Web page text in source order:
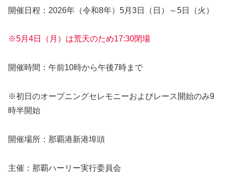
開催日程：2026年（令和8年）5月3日（日）～5日（火）
※5月4日（月）は荒天のため17:30閉場
開催時間：午前10時から午後7時まで
※初日のオープニングセレモニーおよびレース開始のみ9
時半開始
開催場所：那覇港新港埠頭
主催：那覇ハーリー実行委員会